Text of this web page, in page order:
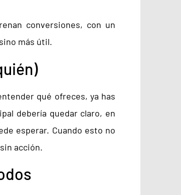
conversiones, con un
más útil.
qué ofreces, ya has
debería quedar claro, en
esperar. Cuando esto no
acción.